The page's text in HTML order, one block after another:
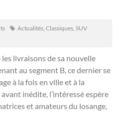
Actualités Classiques SUV
livraisons de sa nouvelle
au segment B, ce dernier se
à la fois en ville et à la
inédite, l’intéressé espère
et amateurs du losange,